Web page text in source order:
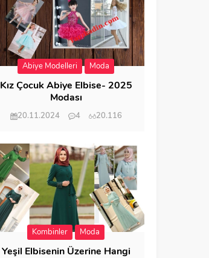
Abiye Modelleri Moda
Kız Çocuk Abiye Elbise- 2025
Modası
20.11.2024 4 20.116
Kombinler Moda
Yeşil Elbisenin Üzerine Hangi